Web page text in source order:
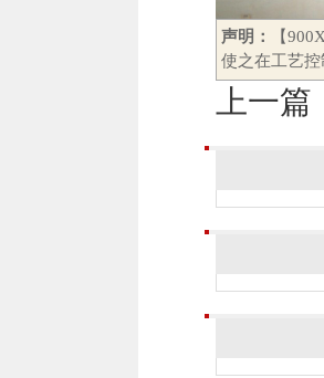
声明：
【
使之在工艺
上一篇